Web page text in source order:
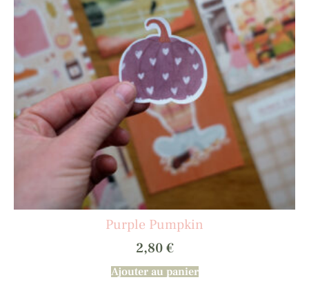
Purple Pumpkin
2,80€
Ajouter au panier